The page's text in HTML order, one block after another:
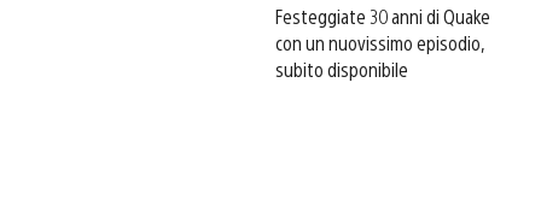
Festeggiate 30 anni di Quake
con un nuovissimo episodio,
subito disponibile